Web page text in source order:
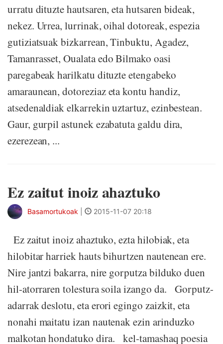
urratu dituzte hautsaren, eta hutsaren bideak,
nekez. Urrea, lurrinak, oihal dotoreak, espezia
gutiziatsuak bizkarrean, Tinbuktu, Agadez,
Tamanrasset, Oualata edo Bilmako oasi
paregabeak harilkatu dituzte etengabeko
amaraunean, dotoreziaz eta kontu handiz,
atsedenaldiak elkarrekin uztartuz, ezinbestean.
Gaur, gurpil astunek ezabatuta galdu dira,
ezerezean, ...
Ez zaitut inoiz ahaztuko
Basamortukoak 2015-11-07 20:18
Ez zaitut inoiz ahaztuko, ezta hilobiak, eta
hilobitar harriek hauts bihurtzen nautenean ere.
Nire jantzi bakarra, nire gorputza bilduko duen
hil-atorraren tolestura soila izango da. Gorputz-
adarrak deslotu, eta erori egingo zaizkit, eta
nonahi maitatu izan nautenak ezin arinduzko
malkotan hondatuko dira. kel-tamashaq poesia